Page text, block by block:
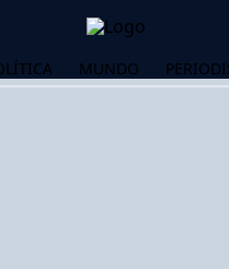
MUNDO